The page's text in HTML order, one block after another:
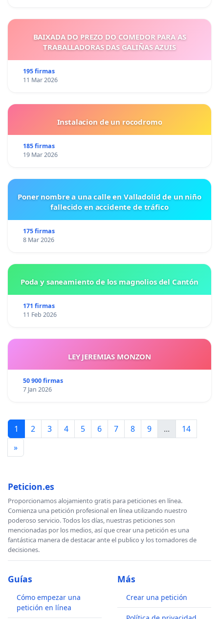
BAIXADA DO PREZO DO COMEDOR PARA AS
TRABALLADORAS DAS GALIÑAS AZUIS
195 firmas
11 Mar 2026
Instalacion de un rocodromo
185 firmas
19 Mar 2026
Poner nombre a una calle en Valladolid de un niño
fallecido en accidente de tráfico
175 firmas
8 Mar 2026
Poda y saneamiento de los magnolios del Cantón
171 firmas
11 Feb 2026
LEY JEREMIAS MONZON
50 900 firmas
7 Jan 2026
1 2 3 4 5 6 7 8 9 ...
14
»
Peticion.es
Proporcionamos alojamiento gratis para peticiones en línea.
Comienza una petición profesional en línea utilizando nuestro
poderoso servicio. Todos los días, nuestras peticiones son
mencionadas por los medios, así que crear una petición es una
fantástica manera de destacar ante el publico y los tomadores de
decisiones.
Guías
Cómo empezar una
petición en línea
Más
Crear una petición